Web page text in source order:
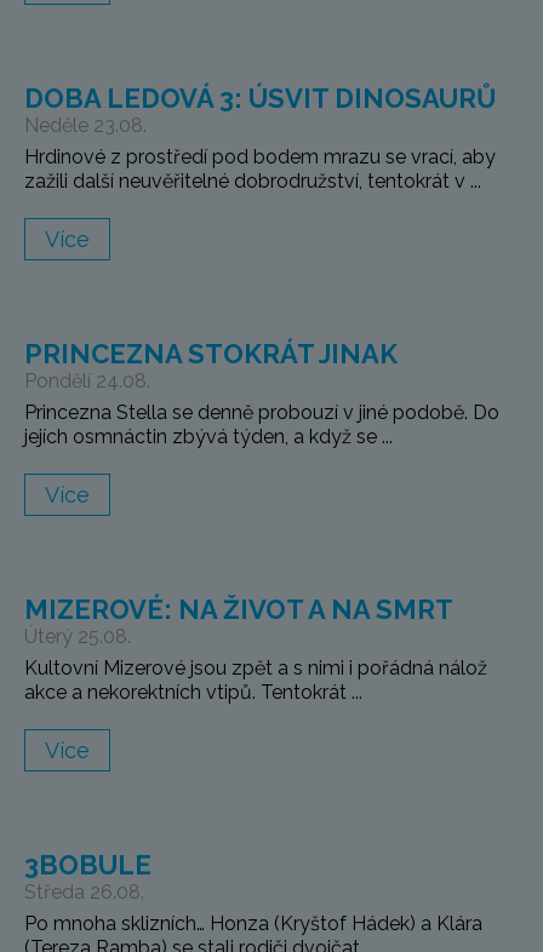
DOBA LEDOVÁ 3: ÚSVIT DINOSAURŮ
Neděle 23.08.
Hrdinové z prostředí pod bodem mrazu se vrací, aby
zažili další neuvěřitelné dobrodružství, tentokrát v ...
Více
PRINCEZNA STOKRÁT JINAK
Pondělí 24.08.
Princezna Stella se denně probouzí v jiné podobě. Do
jejích osmnáctin zbývá týden, a když se ...
Více
MIZEROVÉ: NA ŽIVOT A NA SMRT
Úterý 25.08.
Kultovní Mizerové jsou zpět a s nimi i pořádná nálož
akce a nekorektních vtipů. Tentokrát ...
Více
3BOBULE
Středa 26.08.
Po mnoha sklizních… Honza (Kryštof Hádek) a Klára